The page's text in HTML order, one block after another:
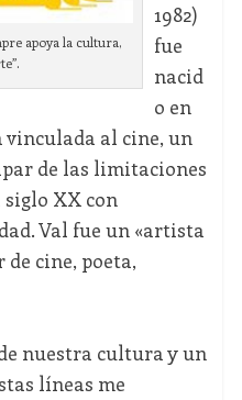
apoya la cultura,
1982)
fue
nacid
o en
al cine, un
de las limitaciones
XX con
Val fue un «artista
cine, poeta,
nuestra cultura y un
líneas me